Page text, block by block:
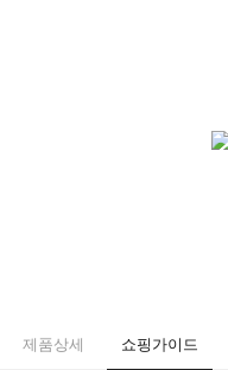
제품상세 쇼핑가이드